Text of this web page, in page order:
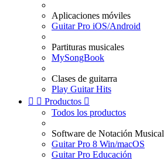
Aplicaciones móviles
Guitar Pro iOS/Android
Partituras musicales
MySongBook
Clases de guitarra
Play Guitar Hits
  Productos 
Todos los productos
Software de Notación Musical
Guitar Pro 8 Win/macOS
Guitar Pro Educación